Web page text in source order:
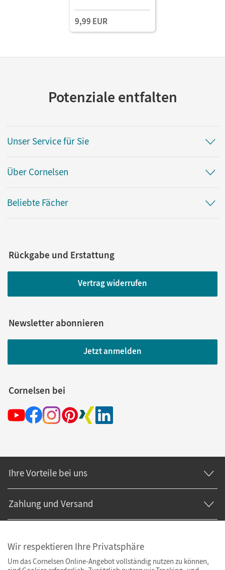
Mit Medien
9,99 EUR
Potenziale entfalten
Unser Service für Sie
Über Cornelsen
Beliebte Fächer
Rückgabe und Erstattung
Vertrag widerrufen
Newsletter abonnieren
Jetzt anmelden
Cornelsen bei
Ihre Vorteile bei uns
Zahlung und Versand
Wir respektieren Ihre Privatsphäre
Um das Cornelsen Online-Angebot vollständig nutzen zu können,